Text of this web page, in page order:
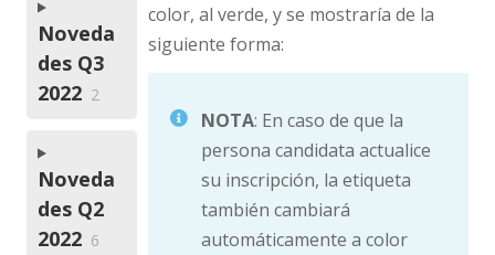
color, al verde, y se mostraría de la
siguiente forma:
NOTA: En caso de que la
persona candidata actualice
su inscripción, la etiqueta
también cambiará
automáticamente a color
Noveda
des Q3
2022 2
Noveda
des Q2
2022 6